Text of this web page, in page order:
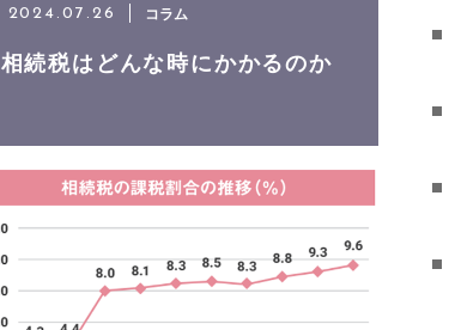
2024.07.26 コラム
相続税はどんな時にかかるのか